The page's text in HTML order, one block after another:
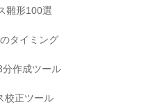
雛形100選
タイミング
分作成ツール
校正ツール